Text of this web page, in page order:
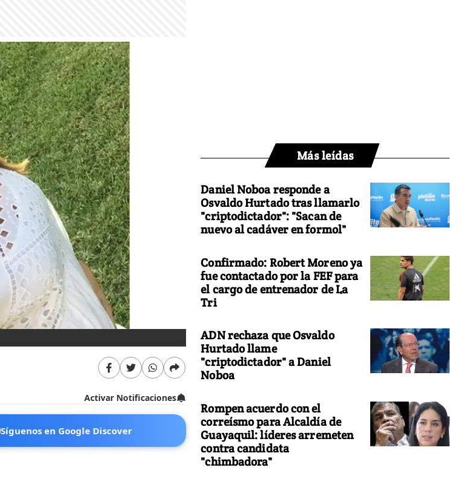
Activar Notificaciones
Síguenos en Google Discover
Más leídas
Daniel Noboa responde a
Osvaldo Hurtado tras llamarlo
"criptodictador": "Sacan de
nuevo al cadáver en formol"
Confirmado: Robert Moreno ya
fue contactado por la FEF para
el cargo de entrenador de La
Tri
ADN rechaza que Osvaldo
Hurtado llame
"criptodictador" a Daniel
Noboa
Rompen acuerdo con el
correísmo para Alcaldía de
Guayaquil: líderes arremeten
contra candidata
"chimbadora"